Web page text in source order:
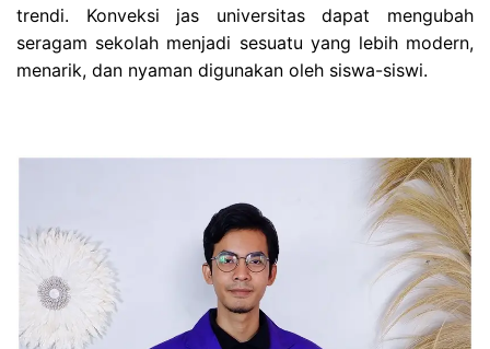
trendi. Konveksi jas universitas dapat mengubah
seragam sekolah menjadi sesuatu yang lebih modern,
menarik, dan nyaman digunakan oleh siswa-siswi.